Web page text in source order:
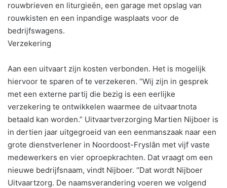
rouwbrieven en liturgieën, een garage met opslag van
rouwkisten en een inpandige wasplaats voor de
bedrijfswagens.
Verzekering
Aan een uitvaart zijn kosten verbonden. Het is mogelijk
hiervoor te sparen of te verzekeren. “Wij zijn in gesprek
met een externe partij die bezig is een eerlijke
verzekering te ontwikkelen waarmee de uitvaartnota
betaald kan worden.” Uitvaartverzorging Martien Nijboer is
in dertien jaar uitgegroeid van een eenmanszaak naar een
grote dienstverlener in Noordoost-Fryslân met vijf vaste
medewerkers en vier oproepkrachten. Dat vraagt om een
nieuwe bedrijfsnaam, vindt Nijboer. “Dat wordt Nijboer
Uitvaartzorg. De naamsverandering voeren we volgend